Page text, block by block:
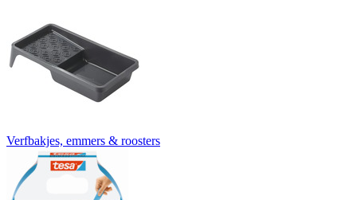
Verfbakjes, emmers & roosters